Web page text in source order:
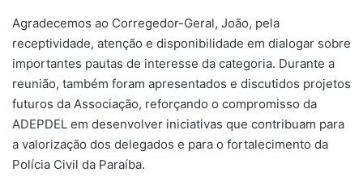
Agradecemos ao Corregedor-Geral, João, pela
receptividade, atenção e disponibilidade em dialogar sobre
importantes pautas de interesse da categoria. Durante a
reunião, também foram apresentados e discutidos projetos
futuros da Associação, reforçando o compromisso da
ADEPDEL em desenvolver iniciativas que contribuam para
a valorização dos delegados e para o fortalecimento da
Polícia Civil da Paraíba.